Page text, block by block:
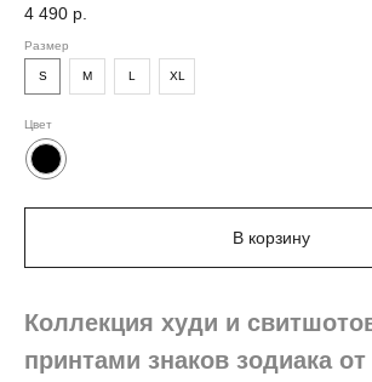
4 490 р.
Размер
S M L XL
Цвет
В корзину
Коллекция худи и
принтами знаков зодиака